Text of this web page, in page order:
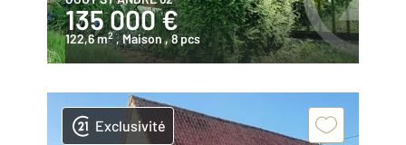
135 000 €
122,6 m2 , Maison, 8 pcs
Exclusivité